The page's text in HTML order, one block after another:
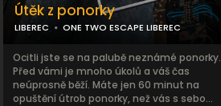
Útěk z ponorky
LIBEREC ONE TWO ESCAPE LIBEREC
Ocitli jste se na palubě neznámé ponorky.
Před vámi je mnoho úkolů a váš čas
neúprosně běží. Máte jen 60 minut na
opuštění útrob ponorky, než vás s sebo...